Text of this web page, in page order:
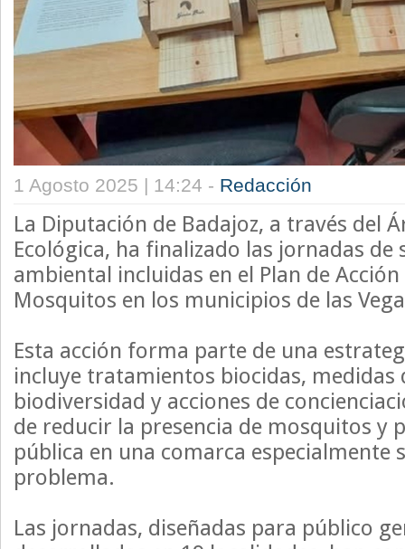
1 Agosto 2025 | 14:24 - Redacción
La Diputación de Badajoz, a través del
Ecológica, ha finalizado las jornadas de
ambiental incluidas en el Plan de
Mosquitos en los municipios de las
Esta acción forma parte de una
incluye tratamientos biocidas, medidas
biodiversidad y acciones de
de reducir la presencia de mosquitos y
pública en una comarca especialmente
problema.
Las jornadas, diseñadas para público